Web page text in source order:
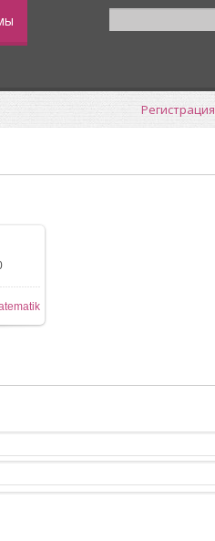
Регистрация